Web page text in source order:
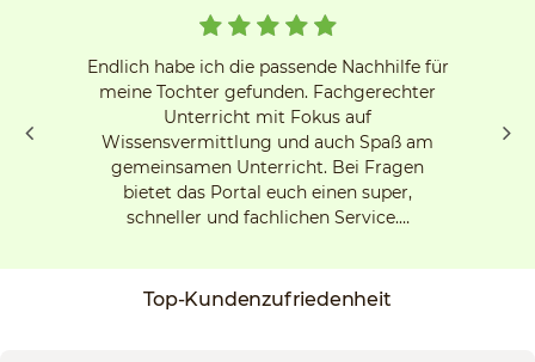
Endlich habe ich die passende Nachhilfe für
meine Tochter gefunden. Fachgerechter
Unterricht mit Fokus auf
Wissensvermittlung und auch Spaß am
gemeinsamen Unterricht. Bei Fragen
bietet das Portal euch einen super,
schneller und fachlichen Service.…
Top-Kundenzufriedenheit